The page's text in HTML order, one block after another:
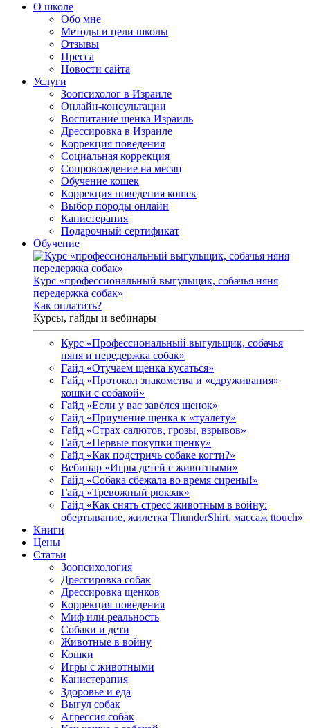
О школе
Обо мне
Методы и цели школы
Отзывы
Пресса
Новости сайта
Услуги
Зоопсихолог в Израиле
Онлайн-консультации
Воспитание щенка Израиль
Дрессировка в Израиле
Коррекция поведения
Социальная коррекция
Сопровождение на месяц
Обучение кошек
Коррекция поведения кошек
Выбор породы онлайн
Канистерапия
Подарочный сертификат
Обучение
Курс «профессиональный выгульщик, собачья няня
передержка собак»
Как оплатить?
Курсы, гайды и вебинары
Курс «Профессиональный выгульщик, собачья
няня и передержка собак»
Гайд «Отучаем щенка кусаться»
Гайд «Протокол знакомства и «сдруживания»
кошки с собакой»
Гайд «Если у вас завёлся щенок»
Гайд «Приучение щенка к «туалету»
Гайд «Страх салютов, грозы, взрывов»
Гайд «Первые покупки щенку»
Гайд «Как подстричь собаке когти?»
Вебинар «Игры детей с животными»
Гайд «Собака сбежала во время сирены!»
Гайд «Тревожный рюкзак»
Гайд «Как снять стресс животным в войну:
обертывание, жилетка ThunderShirt, массаж ttouch»
Книги
Цены
Статьи
Зоопсихология
Дрессировка собак
Дрессировка щенков
Коррекция поведения
Миф или реальность
Собаки и дети
Животные в войну
Кошки
Игры с животными
Канистерапия
Здоровье и еда
Выгул собак
Агрессия собак